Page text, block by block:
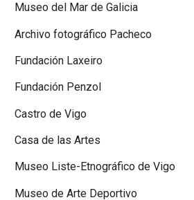
Museo del Mar de Galicia
Archivo fotográfico Pacheco
Fundación Laxeiro
Fundación Penzol
Castro de Vigo
Casa de las Artes
Museo Liste-Etnográfico de Vigo
Museo de Arte Deportivo